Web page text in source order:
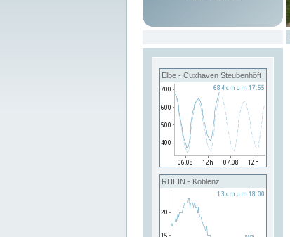
Elbe - Cuxhaven Steubenhöft
RHEIN - Koblenz